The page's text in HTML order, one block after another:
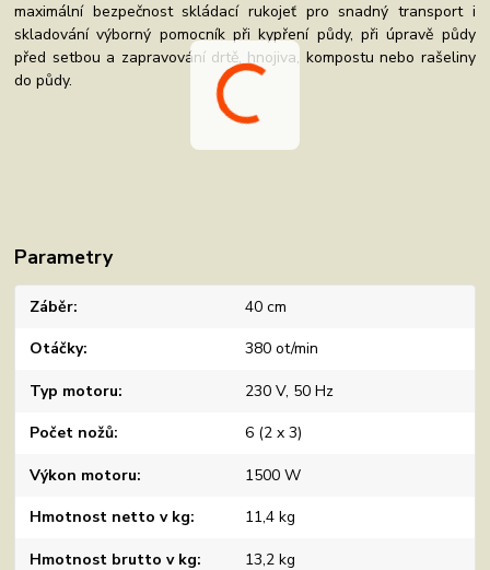
maximální bezpečnost skládací rukojeť pro snadný transport i
skladování výborný pomocník při kypření půdy, při úpravě půdy
před setbou a zapravování drtě, hnojiva, kompostu nebo rašeliny
do půdy.
Parametry
Záběr 40 cm
Otáčky 380 ot/min
Typ motoru 230 V, 50 Hz
Počet nožů 6 (2 x 3)
Výkon motoru 1500 W
Hmotnost netto v kg 11,4 kg
Hmotnost brutto v kg 13,2 kg